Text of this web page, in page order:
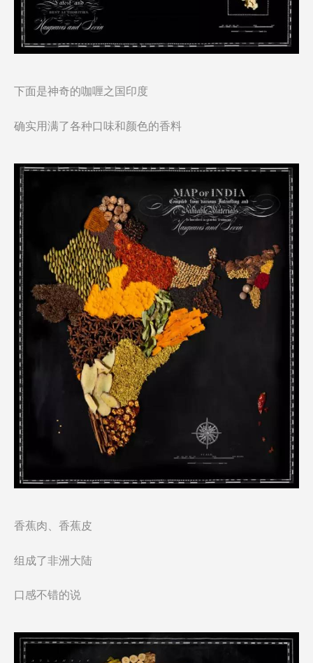
下面是神奇的咖喱之国印度
确实用满了各种口味和颜色的香料
香蕉肉、香蕉皮
组成了非洲大陆
口感不错的说